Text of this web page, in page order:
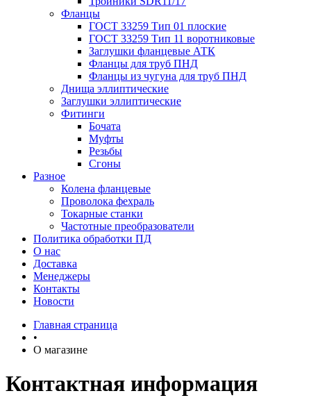
Фланцы
ГОСТ 33259 Тип 01 плоские
ГОСТ 33259 Тип 11 воротниковые
Заглушки фланцевые АТК
Фланцы для труб ПНД
Фланцы из чугуна для труб ПНД
Днища эллиптические
Заглушки эллиптические
Фитинги
Бочата
Муфты
Резьбы
Сгоны
Разное
Колена фланцевые
Проволока фехраль
Токарные станки
Частотные преобразователи
Политика обработки ПД
О нас
Доставка
Менеджеры
Контакты
Новости
Главная страница
•
О магазине
Контактная информация